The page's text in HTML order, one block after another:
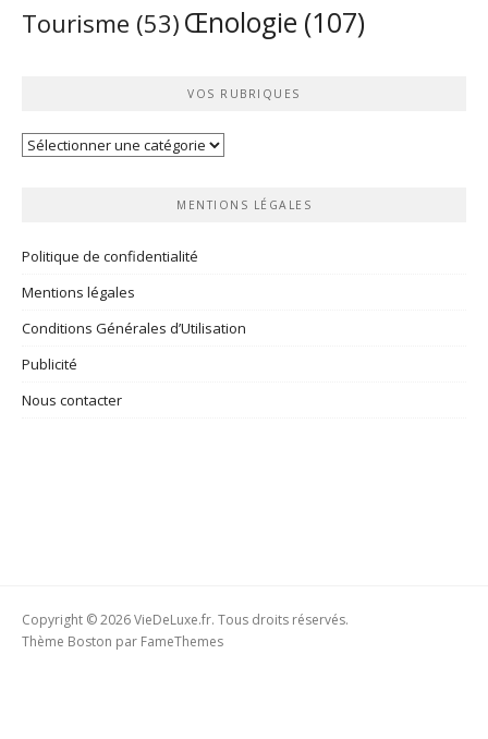
Tourisme (53) Œnologie (107)
VOS RUBRIQUES
Vos
MENTIONS LÉGALES
Politique de confidentialité
Mentions légales
Conditions Générales d’Utilisation
Publicité
Nous contacter
Copyright © 2026 VieDeLuxe.fr. Tous droits réservés.
Thème Boston par FameThemes